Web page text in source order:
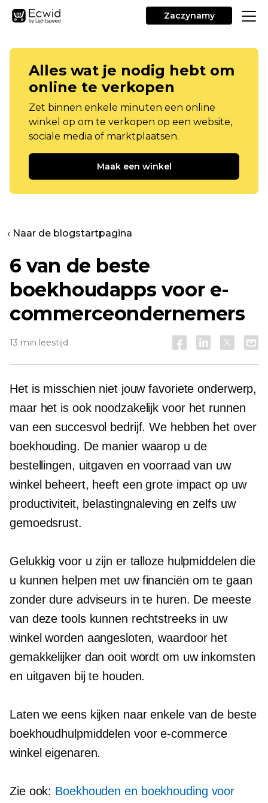
Zaczynamy
Alles wat je nodig hebt om
online te verkopen
Zet binnen enkele minuten een online
winkel op om te verkopen op een website,
sociale media of marktplaatsen.
Maak een winkel
‹ Naar de blogstartpagina
6 van de beste
boekhoudapps voor e-
commerceondernemers
13 min leestijd
Het is misschien niet jouw favoriete onderwerp,
maar het is ook noodzakelijk voor het runnen
van een succesvol bedrijf. We hebben het over
boekhouding. De manier waarop u de
bestellingen, uitgaven en voorraad van uw
winkel beheert, heeft een grote impact op uw
productiviteit, belastingnaleving en zelfs uw
gemoedsrust.
Gelukkig voor u zijn er talloze hulpmiddelen die
u kunnen helpen met uw financiën om te gaan
zonder dure adviseurs in te huren. De meeste
van deze tools kunnen rechtstreeks in uw
winkel worden aangesloten, waardoor het
gemakkelijker dan ooit wordt om uw inkomsten
en uitgaven bij te houden.
Laten we eens kijken naar enkele van de beste
boekhoudhulpmiddelen voore-commerce
winkel eigenaren.
Zie ook: Boekhouden en boekhouding voor